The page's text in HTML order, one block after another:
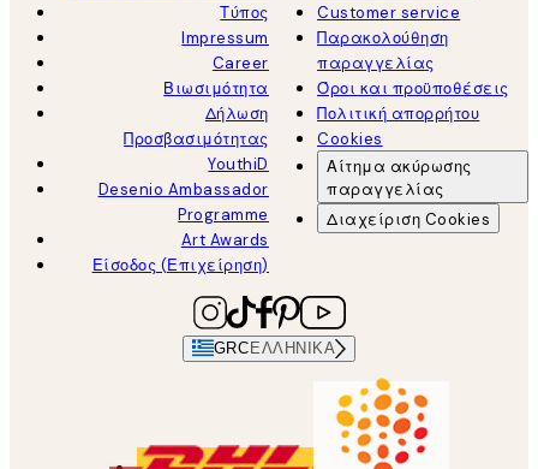
Τύπος
Impressum
Career
Βιωσιμότητα
Δήλωση
Προσβασιμότητας
YouthiD
Desenio Ambassador
Programme
Art Awards
Είσοδος (Επιχείρηση)
Customer service
Παρακολούθηση
παραγγελίας
Όροι και προϋποθέσεις
Πολιτική απορρήτου
Cookies
Αίτημα ακύρωσης
παραγγελίας
Διαχείριση Cookies
GRC ΕΛΛΗΝΙΚΆ